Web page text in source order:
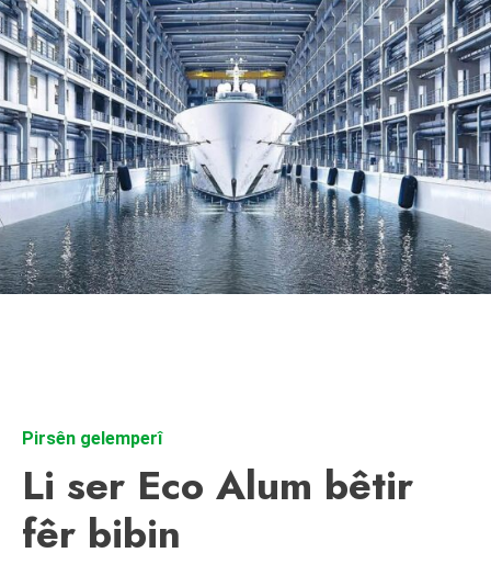
Pirsên gelemperî
Li ser Eco Alum bêtir
fêr bibin